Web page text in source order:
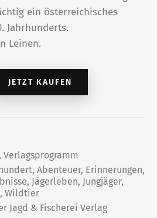
ein österreichisches
Jahrhunderts.
Leinen.
JETZT KAUFEN
, Verlagsprogramm
, Abenteuer, Erinnerungen,
, Jägerleben, Jungjäger,
, Wildtier
Jagd & Fischerei Verlag